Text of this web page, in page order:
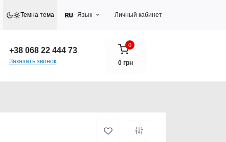
Темна тема Язык Личный кабинет
+38 068 22 444 73
Заказать звонок
0
0 грн